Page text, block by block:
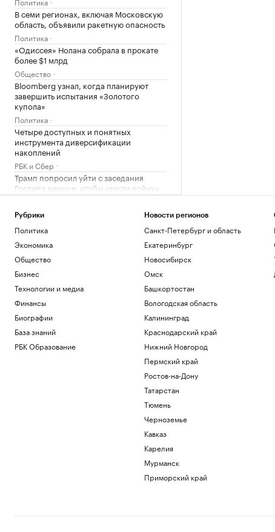
В семи регионах, включая Московскую
область, объявили ракетную опасность
Политика
«Одиссея» Нолана собрала в прокате
более $1 млрд
Общество
Bloomberg узнал, когда планируют
завершить испытания «Золотого
купола»
Политика
Четыре доступных и понятных
инструмента диверсификации
накоплений
РБК и Сбер
Трамп попросил уйти с заседания
Госдепа раньше, чтобы «вести войну»
Испания ввела контроль на границе
Политика
Bloomberg узнал, что Украине грозит
обвал экспорта зерна
Политика
Экспорт синтетических алмазов из
Китая резко вырос на фоне бума ИИ
Технологии и медиа
В Чехии при нападении с ножом
пострадали четыре человека
Общество
Telegraph сообщил о выплатах УЕФА
вероятной любовнице Инфантино
Ученые оценили риски от созданных с
помощью ИИ искусственных вирусов
Арктике эволюция шла непрерывно
Рубрики
Политика
Экономика
Общество
Бизнес
Технологии и медиа
Финансы
Биографии
База знаний
РБК Образование
Новости регионов
Санкт-Петербург и область
Екатеринбург
Новосибирск
Омск
Башкортостан
Вологодская область
Калининград
Краснодарский край
Нижний Новгород
Пермский край
Ростов-на-Дону
Татарстан
Тюмень
Черноземье
Кавказ
Карелия
Мурманск
Приморский край